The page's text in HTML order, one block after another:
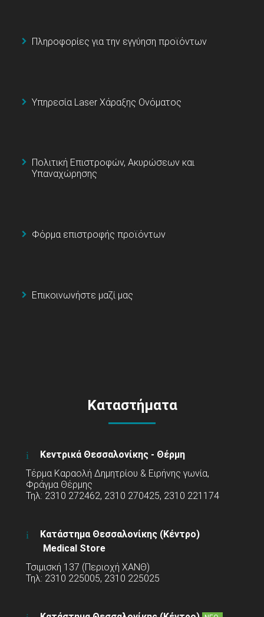
Πληροφορίες για την εγγύηση προϊόντων
Υπηρεσία Laser Χάραξης Ονόματος
Πολιτική Επιστροφών, Ακυρώσεων και
Υπαναχώρησης
Φόρμα επιστροφής προϊόντων
Επικοινωνήστε μαζί μας
Καταστήματα
Κεντρικά Θεσσαλονίκης - Θέρμη
Τέρμα Καραολή Δημητρίου & Ειρήνης γωνία,
Φράγμα Θέρμης
Τηλ: 2310 272462, 2310 270425, 2310 221174
Κατάστημα Θεσσαλονίκης (Κέντρο)
Medical Store
Τσιμισκή 137 (Περιοχή ΧΑΝΘ)
Τηλ: 2310 225005, 2310 225025